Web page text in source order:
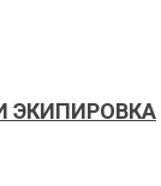
ЭКИПИРОВКА